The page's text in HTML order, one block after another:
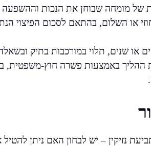
של מומחה שבוחן את הנכות
או השלום, בהתאם לסכום הפיצוי
או שנים, תלוי במורכבות בתיק
ההליך באמצעות פשרה חוץ-משפטית,
נזיקין – יש לבחון האם ניתן